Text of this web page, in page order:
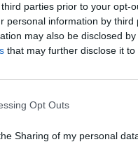
parties prior to your opt-
personal information by third
may also be disclosed
that may further disclose it to
Opt Outs
Sharing of my personal